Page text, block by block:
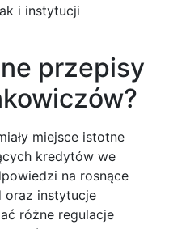
i instytucji
przepisy
miejsce istotne
kredytów we
na rosnące
oraz instytucje
różne regulacje